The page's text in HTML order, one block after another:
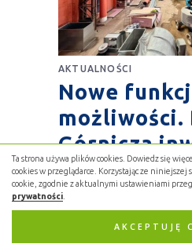
Ta strona używa plików cookies. Dowiedz się
cookies w przeglądarce. Korzystając ze
cookie, zgodnie z aktualnymi ustawieniami
prywatności
AKCEPTUJĘ
AKTUALNOŚCI
Nowe
możliwości.
Górnicza
wiedzę,
rozwój